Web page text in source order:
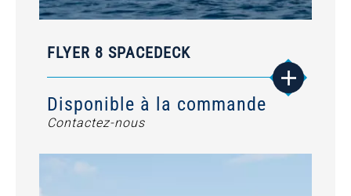
FLYER 8 SPACEDECK
Disponible à la commande
Contactez-nous